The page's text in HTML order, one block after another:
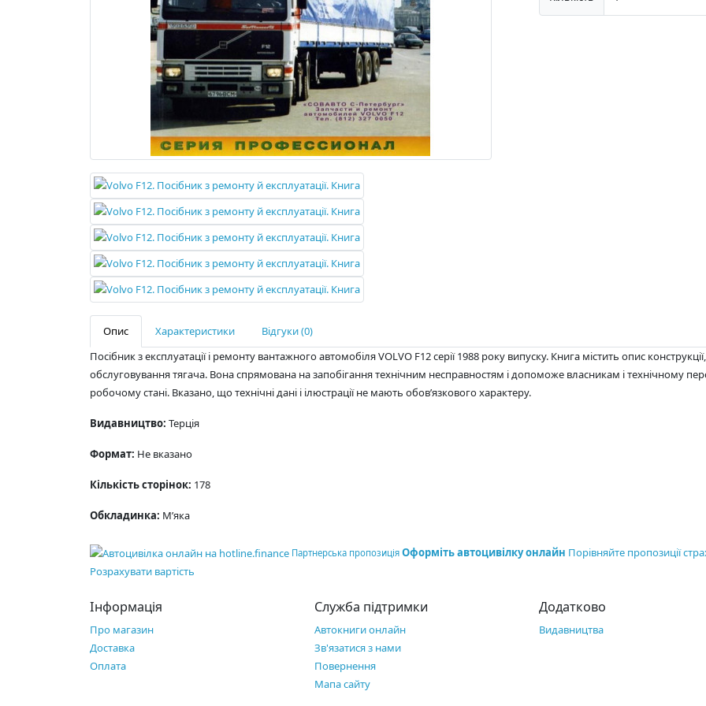
Опис Характеристики
Відгуки (0)
Посібник з експлуатації і ремонту вантажного автомобіля VOLVO F12 серії 1988 року випуску. Книга містить опис
обслуговування тягача. Вона спрямована на запобігання технічним несправностям і допоможе власникам і технічному
робочому стані. Вказано, що технічні дані і ілюстрації не мають обов’язкового характеру.
Видавництво: Терція
Формат: Не вказано
Кількість сторінок: 178
Обкладинка: М’яка
Партнерська пропозиція Оформіть автоцивілку онлайн Порівняйте пропозиції
Розрахувати вартість
Інформація
Про магазин
Доставка
Оплата
Служба підтримки
Автокниги онлайн
Зв'язатися з нами
Повернення
Мапа сайту
Додатково
Видавництва